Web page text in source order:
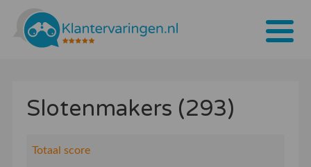
Tarieven
Slotenmakers (293)
Totaal score